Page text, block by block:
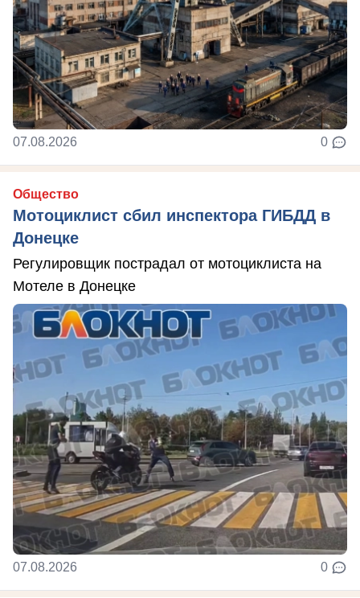
07.08.2026 0
Общество
Мотоциклист сбил инспектора ГИБДД в
Донецке
Регулировщик пострадал от мотоциклиста на
Мотеле в Донецке
07.08.2026 0